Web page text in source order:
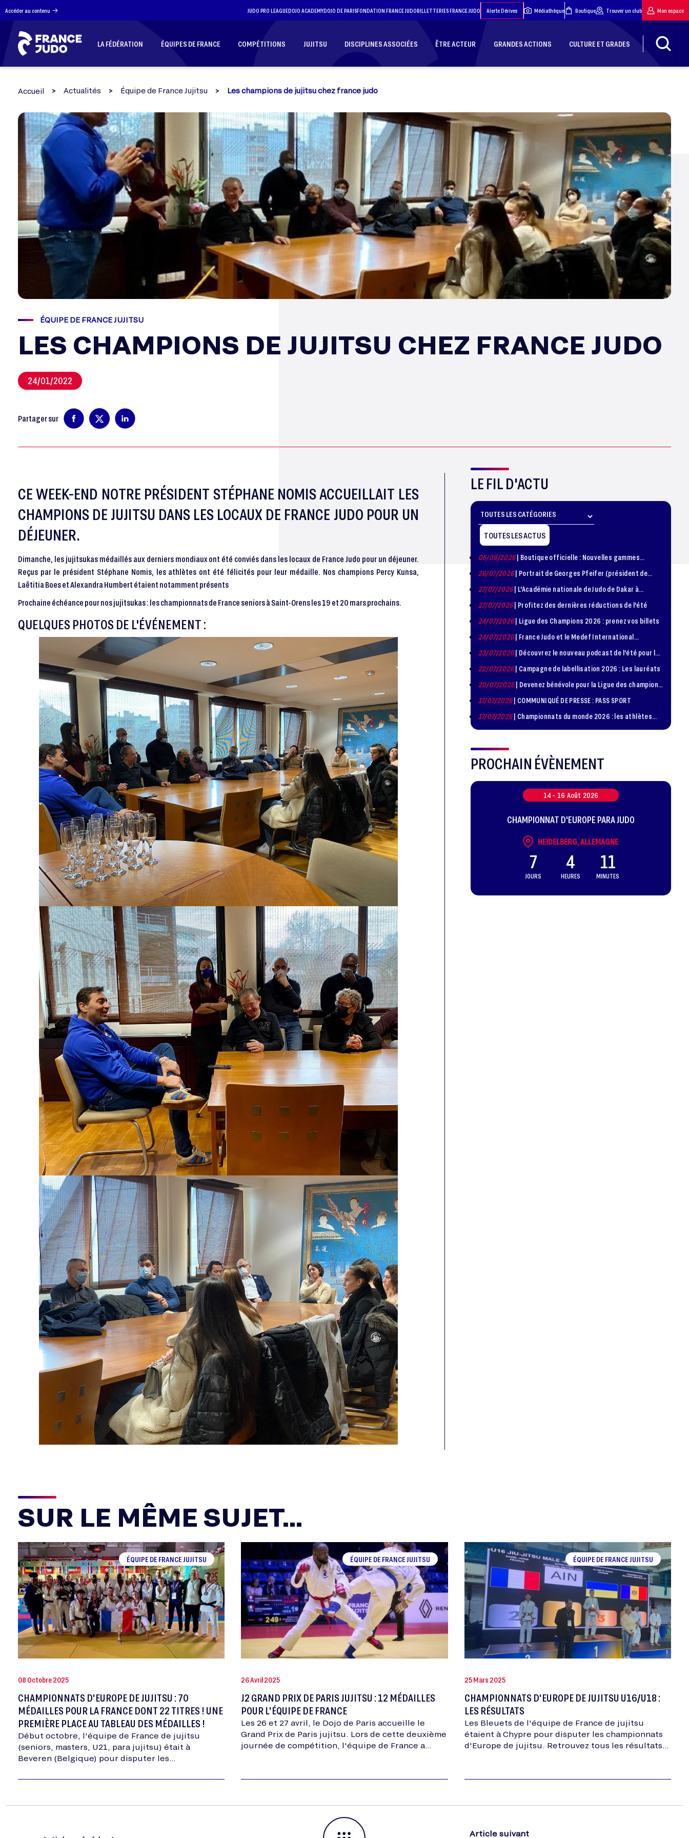
Accéder au contenu JUDO PRO LEAGUEDOJO ACADEMYDOJO DE PARISFONDATION FRANCE JUDOBILLETTERIES FRANCE JUDO Alerte Dérives Médiathèque Boutique Trouver un club Mon espace
LA FÉDÉRATION ÉQUIPES DE FRANCE COMPÉTITIONS JUJITSU DISCIPLINES ASSOCIÉES ÊTRE ACTEUR GRANDES ACTIONS CULTURE ET GRADES
Accueil Actualités Équipe de France Jujitsu Les champions de jujitsu chez france judo
ÉQUIPE DE FRANCE JUJITSU
LES CHAMPIONS DE JUJITSU CHEZ FRANCE JUDO
24/01/2022
Partager sur
CE WEEK-END NOTRE PRÉSIDENT STÉPHANE NOMIS ACCUEILLAIT LES
CHAMPIONS DE JUJITSU DANS LES LOCAUX DE FRANCE JUDO POUR UN
DÉJEUNER.
Dimanche, les jujitsukas médaillés aux derniers mondiaux ont été conviés dans les locaux de France Judo pour un déjeuner.
Reçus par le président Stéphane Nomis, les athlètes ont été félicités pour leur médaille. Nos champions Percy Kunsa,
Laëtitia Boes et Alexandra Humbert étaient notamment présents
Prochaine échéance pour nos jujitsukas : les championnats de France seniors à Saint-Orens les 19 et 20 mars prochains.
QUELQUES PHOTOS DE L'ÉVÉNEMENT :
LE FIL D'ACTU
TOUTES LES ACTUS
05/08/2026| Boutique officielle : Nouvelles gammes
disponible !
28/07/2026| Portrait de Georges Pfeifer (président de
1981 – 1986)
27/07/2026| L'Académie nationale de Judo de Dakar à
l'honneur
27/07/2026| Profitez des dernières réductions de l'été
24/07/2026| Ligue des Champions 2026 : prenez vos billets
24/07/2026| France Judo et le Medef International
organisent la troisième édition de la Journée de la
23/07/2026| Découvrez le nouveau podcast de l'été pour les
jeunes judokas
22/07/2026| Campagne de labellisation 2026 : Les lauréats
20/07/2026| Devenez bénévole pour la Ligue des champions
de judo à Paris le 24 octobre !
17/07/2026| COMMUNIQUÉ DE PRESSE : PASS SPORT
17/07/2026| Championnats du monde 2026 : les athlètes
sélectionnés
PROCHAIN ÉVÈNEMENT
14 - 16 Août 2026
CHAMPIONNAT D'EUROPE PARA JUDO
HEIDELBERG, ALLEMAGNE
7
JOURS
4
HEURES
11
MINUTES
SUR LE MÊME SUJET...
ÉQUIPE DE FRANCE JUJITSU
08 Octobre 2025
CHAMPIONNATS D'EUROPE DE JUJITSU : 70
MÉDAILLES POUR LA FRANCE DONT 22 TITRES ! UNE
PREMIÈRE PLACE AU TABLEAU DES MÉDAILLES !
Début octobre, l'équipe de France de jujitsu
(seniors, masters, U21, para jujitsu) était à
Beveren (Belgique) pour disputer les
médaillés français dans cet article.
ÉQUIPE DE FRANCE JUJITSU
26 Avril 2025
J2 GRAND PRIX DE PARIS JUJITSU : 12 MÉDAILLES
POUR L'ÉQUIPE DE FRANCE
Les 26 et 27 avril, le Dojo de Paris accueille le
Grand Prix de Paris jujitsu. Lors de cette deuxième
journée de compétition, l'équipe de France a
ÉQUIPE DE FRANCE JUJITSU
25 Mars 2025
CHAMPIONNATS D'EUROPE DE JUJITSU U16/U18 :
LES RÉSULTATS
Les Bleuets de l'équipe de France de jujitsu
étaient à Chypre pour disputer les championnats
d'Europe de jujitsu. Retrouvez tous les résultats
Article suivant
Panneau de gestion des cookies